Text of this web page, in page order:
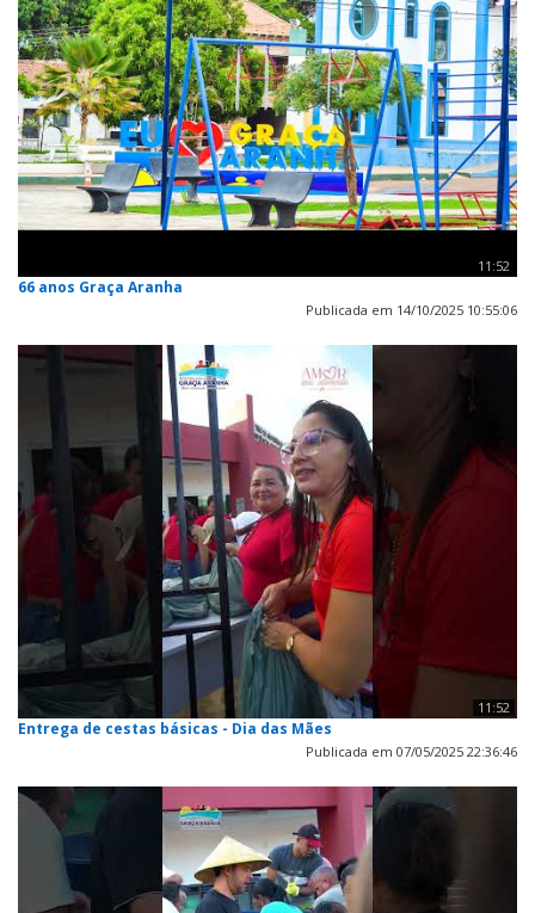
11:52
66 anos Graça Aranha
Publicada em 14/10/2025 10:55:06
11:52
Entrega de cestas básicas - Dia das Mães
Publicada em 07/05/2025 22:36:46